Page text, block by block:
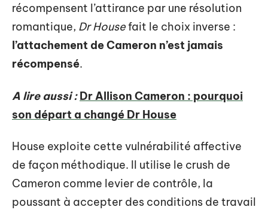
récompensent l’attirance par une résolution
romantique, Dr Housefait le choix inverse :
l’attachement de Cameron n’est jamais
récompensé.
A lire aussi : Dr Allison Cameron : pourquoi
son départ a changé Dr House
House exploite cette vulnérabilité affective
de façon méthodique. Il utilise le crush de
Cameron comme levier de contrôle, la
poussant à accepter des conditions de travail